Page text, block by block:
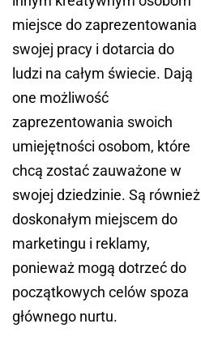
miejsce do zaprezentowania
swojej pracy i dotarcia do
ludzi na całym świecie. Dają
one możliwość
zaprezentowania swoich
umiejętności osobom, które
chcą zostać zauważone w
swojej dziedzinie. Są również
doskonałym miejscem do
marketingu i reklamy,
ponieważ mogą dotrzeć do
początkowych celów spoza
głównego nurtu.